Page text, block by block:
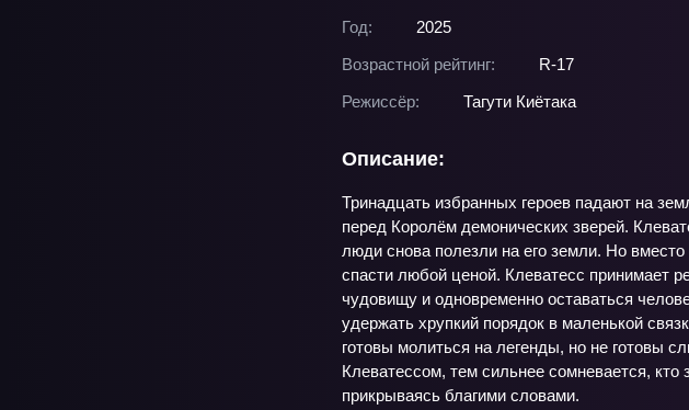
Год:
2025
Возрастной рейтинг:
R-17
Режиссёр:
Тагути Киётака
Описание:
Тринадцать избранных героев падают на
перед Королём демонических зверей.
люди снова полезли на его земли. Но
спасти любой ценой. Клеватесс принимает
чудовищу и одновременно оставаться
удержать хрупкий порядок в маленькой
готовы молиться на легенды, но не готовы
Клеватессом, тем сильнее сомневается,
прикрываясь благими словами.